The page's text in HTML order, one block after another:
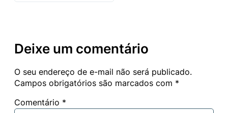
Deixe um comentário
O seu endereço de e-mail não será publicado.
Campos obrigatórios são marcados com *
Comentário *